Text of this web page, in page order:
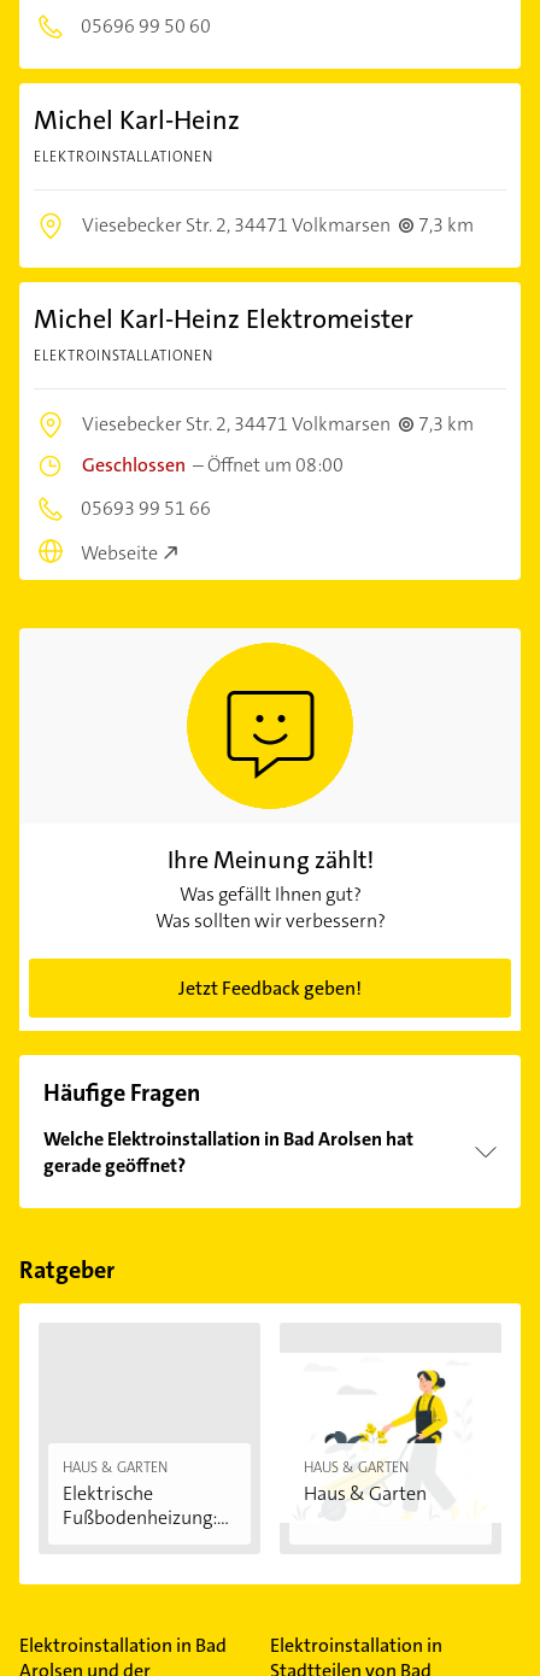
05696 99 50 60
Michel Karl-Heinz
ELEKTROINSTALLATIONEN
Viesebecker Str. 2,34471 Volkmarsen 7,3 km
Michel Karl-Heinz Elektromeister
ELEKTROINSTALLATIONEN
Viesebecker Str. 2,34471 Volkmarsen
7,3 km
Geschlossen –Öffnet um 08:00
05693 99 51 66
Webseite
Ihre Meinung zählt!
Was gefällt Ihnen gut?
Was sollten wir verbessern?
Jetzt Feedback geben!
Häufige Fragen
Welche Elektroinstallation in Bad Arolsen hat
gerade geöffnet?
Im Anbieter-Bereich finden Sie alleÖffnungszeiten.
Feiertagen abweichen können.
Ratgeber
HAUS & GARTEN
Elektrische
Fußbodenheizung:
HAUS & GARTEN
Haus & Garten
Elektroinstallation in Bad
Arolsen und der
Elektroinstallation in
Stadtteilen von Bad